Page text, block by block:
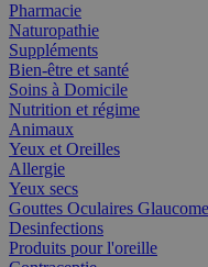
Pharmacie
Naturopathie
Suppléments
Bien-être et santé
Soins à Domicile
Nutrition et régime
Animaux
Yeux et Oreilles
Allergie
Yeux secs
Gouttes Oculaires Glaucome
Desinfections
Produits pour l'oreille